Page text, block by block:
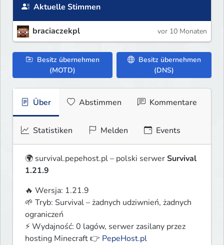
Aktuelle Stimmen
braciaczekpl vor 10 Monaten
Besitz übernehmen
(MOTD)
Besitz übernehmen
(DNS)
Über Abstimmen Kommentare
Statistiken Melden Events
🌍 survival.pepehost.pl – polski serwer Survival
1.21.9
🔥 Wersja: 1.21.9
🌱 Tryb: Survival – żadnych udziwnień, żadnych
ograniczeń
⚡ Wydajność: 0 lagów, serwer zasilany przez
hosting Minecraft 👉 PepeHost.pl